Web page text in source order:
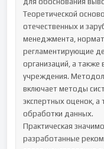
Теоретической
отечественных и
менеджмента,
регламентирующие
организаций, а также
учреждения.
включает методы
экспертных оценок, а
обработки данных.
Практическая
разработанные